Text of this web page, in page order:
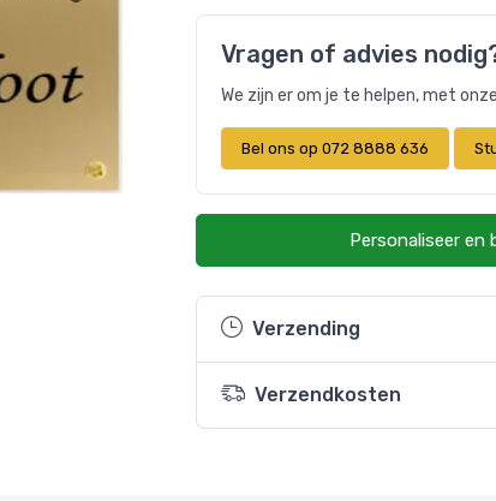
Vragen of advies
We zijn er om je te helpen, met
Bel ons op 072 8888 636
Personaliseer en
Verzending
Verzendkosten